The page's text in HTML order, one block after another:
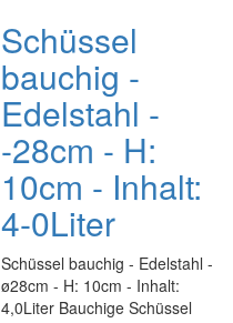
Schüssel
bauchig -
Edelstahl -
-28cm - H:
10cm - Inhalt:
4-0Liter
Schüssel bauchig - Edelstahl -
ø28cm - H: 10cm - Inhalt:
4,0Liter Bauchige Schüssel